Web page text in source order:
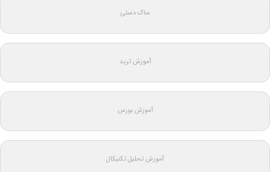
ساک دستی
آموزش ترید
آموزش بورس
آموزش تحلیل تکنیکال